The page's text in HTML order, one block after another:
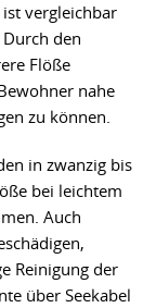
vergleichbar
den
Flöße
nahe
zu können.
in zwanzig bis
bei leichtem
Auch
Reinigung der
über Seekabel